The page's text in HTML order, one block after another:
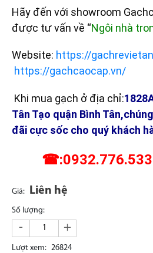
Hãy đến với showroom
được tư vấn về “Ngôi nhà
Website: https://
https://gachcaocap.vn/
Khi mua gạch ở địa chỉ:
Tân Tạo quận Bình
đãi cực sốc cho quý khách
☎:0932.776.533
Giá: Liên hệ
Số lượng:
- +
Lượt xem: 26824